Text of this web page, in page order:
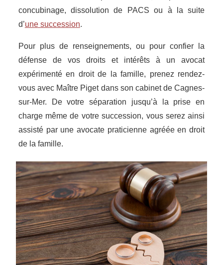
concubinage, dissolution de PACS ou à la suite
d’une succession.
Pour plus de renseignements, ou pour confier la
défense de vos droits et intérêts à un avocat
expérimenté en droit de la famille, prenez rendez-
vous avec Maître Piget dans son cabinet de Cagnes-
sur-Mer. De votre séparation jusqu’à la prise en
charge même de votre succession, vous serez ainsi
assisté par une avocate praticienne agréée en droit
de la famille.